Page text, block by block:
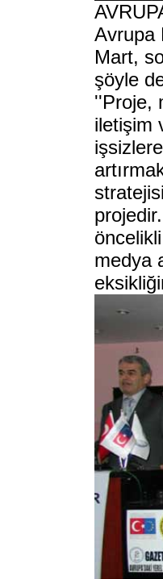
Avrupa
Mart,
şöyle
''Proje,
iletişim
medya